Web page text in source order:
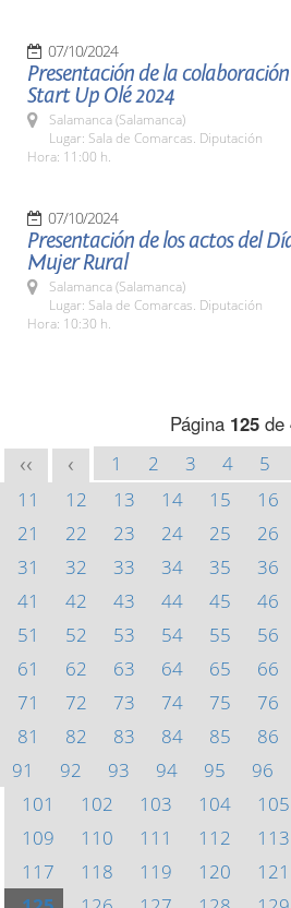
07/10/2024
Presentación de la
Start Up Olé 2024
Salamanca (Salamanca)
Lugar: Sala de Comarcas. Diputación
Hora: 11:00 h.
07/10/2024
Presentación de los actos del
Mujer Rural
Salamanca (Salamanca)
Lugar: Sala de Comarcas. Diputación
Hora: 10:30 h.
Página 125de
<< < 1 2 3 4 5
11
12 13 14 15 16
21
22 23 24 25 26
31
32 33 34 35 36
41
42 43 44 45 46
51
52 53 54 55 56
61
62 63 64 65 66
71
72 73 74 75 76
81
82 83 84 85 86
91
92 93 94 95 96
101
102 103 104 105
109
110 111 112 113
117
118 119 120 121